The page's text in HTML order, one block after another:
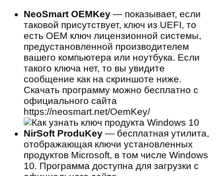
NeoSmart OEMKey — показывает, если
таковой присутствует, ключ из UEFI, то
есть OEM ключ лицензионной системы,
предустановленной производителем
вашего компьютера или ноутбука. Если
такого ключа нет, то вы увидите
сообщение как на скриншоте ниже.
Скачать программу можно бесплатно с
официального сайта
https://neosmart.net/OemKey/
NirSoft ProduKey — бесплатная утилита,
отображающая ключи установленных
продуктов Microsoft, в том числе Windows
10. Программа доступна для загрузки с